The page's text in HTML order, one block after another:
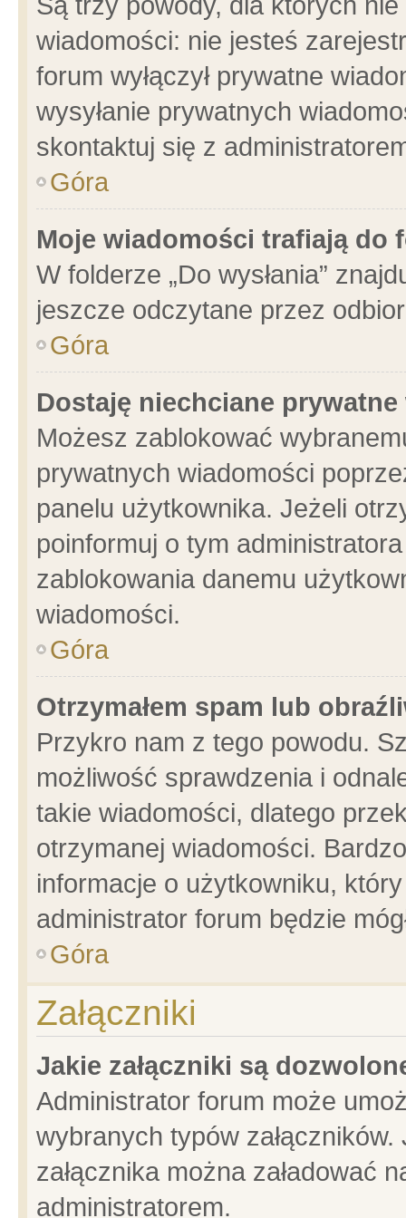
wiadomości: nie jesteś
forum wyłączył prywatne
wysyłanie prywatnych
skontaktuj się z
Góra
Moje wiadomości trafiają do
W folderze „Do wysłania”
jeszcze odczytane przez
Góra
Dostaję niechciane
Możesz zablokować
prywatnych wiadomości
panelu użytkownika. Jeżeli
poinformuj o tym
zablokowania danemu
wiadomości.
Góra
Otrzymałem spam lub
Przykro nam z tego powodu.
możliwość sprawdzenia i
takie wiadomości, dlatego
otrzymanej wiadomości.
informacje o użytkowniku,
administrator forum będzie
Góra
Załączniki
Jakie załączniki są
Administrator forum może
wybranych typów
załącznika można załadować
administratorem.